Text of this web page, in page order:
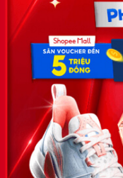
Công
Địa chỉ: Số 81, ngõ
Hoa, Quận
News.timviec.com.vn
nhân sự, nghề nghiệp
doanh nghiệp, nhân sự
cập nhật thông tin